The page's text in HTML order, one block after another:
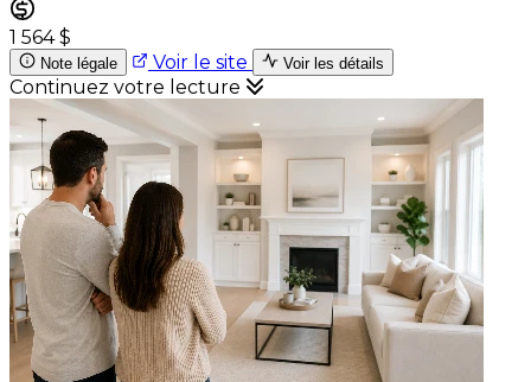
1 564 $
Note légale Voir le site Voir les détails
Continuez votre lecture